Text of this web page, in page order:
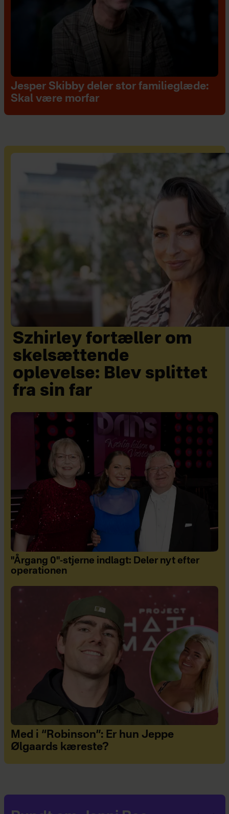
Jesper Skibby deler stor familieglæde:
Skal være morfar
Szhirley fortæller om
skelsættende
oplevelse: Blev splittet
fra sin far
"Årgang 0"-stjerne indlagt: Deler nyt efter
operationen
Med i “Robinson”: Er hun Jeppe
Ølgaards kæreste?